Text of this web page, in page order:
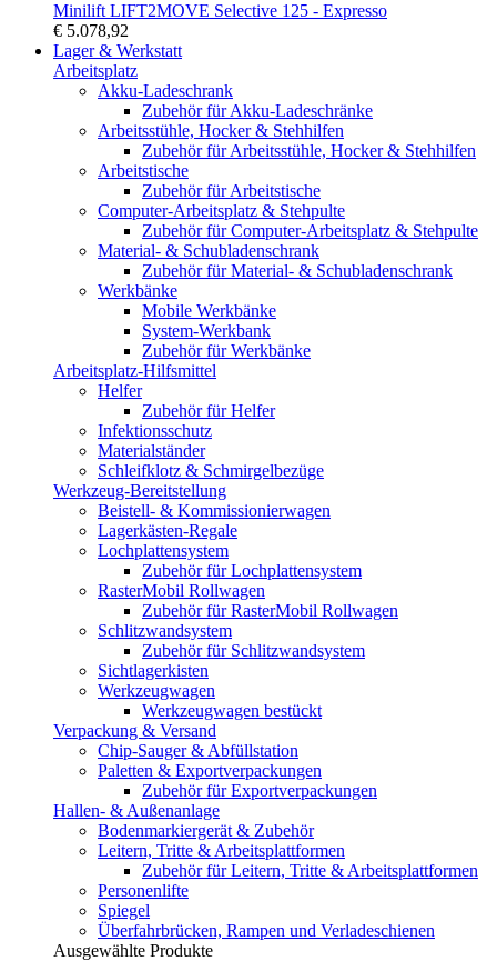
Minilift LIFT2MOVE Selective 125 - Expresso
€ 5.078,92
Lager & Werkstatt
Arbeitsplatz
Akku-Ladeschrank
Zubehör für Akku-Ladeschränke
Arbeitsstühle, Hocker & Stehhilfen
Zubehör für Arbeitsstühle, Hocker & Stehhilfen
Arbeitstische
Zubehör für Arbeitstische
Computer-Arbeitsplatz & Stehpulte
Zubehör für Computer-Arbeitsplatz & Stehpulte
Material- & Schubladenschrank
Zubehör für Material- & Schubladenschrank
Werkbänke
Mobile Werkbänke
System-Werkbank
Zubehör für Werkbänke
Arbeitsplatz-Hilfsmittel
Helfer
Zubehör für Helfer
Infektionsschutz
Materialständer
Schleifklotz & Schmirgelbezüge
Werkzeug-Bereitstellung
Beistell- & Kommissionierwagen
Lagerkästen-Regale
Lochplattensystem
Zubehör für Lochplattensystem
RasterMobil Rollwagen
Zubehör für RasterMobil Rollwagen
Schlitzwandsystem
Zubehör für Schlitzwandsystem
Sichtlagerkisten
Werkzeugwagen
Werkzeugwagen bestückt
Verpackung & Versand
Chip-Sauger & Abfüllstation
Paletten & Exportverpackungen
Zubehör für Exportverpackungen
Hallen- & Außenanlage
Bodenmarkiergerät & Zubehör
Leitern, Tritte & Arbeitsplattformen
Zubehör für Leitern, Tritte & Arbeitsplattformen
Personenlifte
Spiegel
Überfahrbrücken, Rampen und Verladeschienen
Ausgewählte Produkte